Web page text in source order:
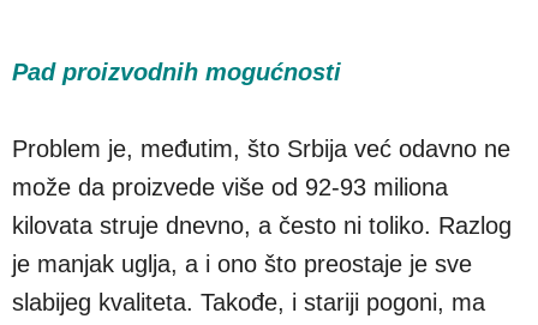
Pad proizvodnih mogućnosti
Problem je, međutim, što Srbija već odavno ne
može da proizvede više od 92-93 miliona
kilovata struje dnevno, a često ni toliko. Razlog
je manjak uglja, a i ono što preostaje je sve
slabijeg kvaliteta. Takođe, i stariji pogoni, ma